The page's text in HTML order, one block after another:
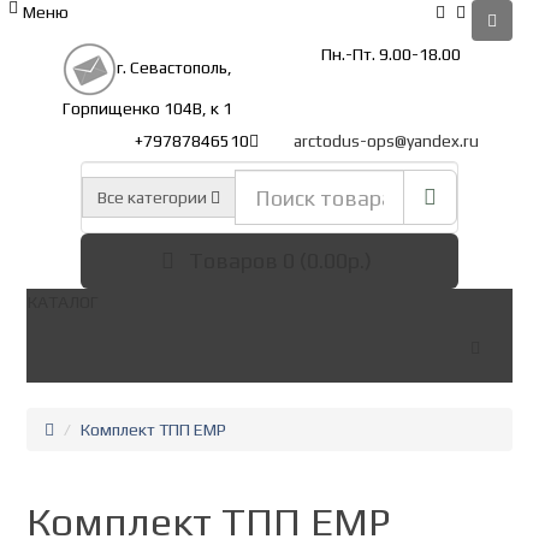
Меню
г. Севастополь,
Горпищенко 104В, к 1
Пн.-Пт. 9.00-18.00
+79787846510 arctodus-ops@yandex.ru
Все категории
Комплект ТПП ЕМР
Комплект ТПП ЕМР